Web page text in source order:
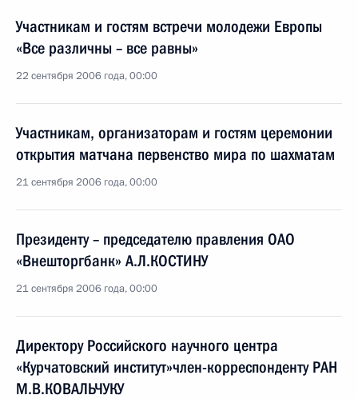
Участникам и гостям встречи молодежи Европы
«Все различны – все равны»
22 сентября 2006 года, 00:00
Участникам, организаторам и гостям церемонии
открытия матчана первенство мира по шахматам
21 сентября 2006 года, 00:00
Президенту – председателю правления ОАО
«Внешторгбанк» А.Л.КОСТИНУ
21 сентября 2006 года, 00:00
Директору Российского научного центра
«Курчатовский институт»член-корреспонденту РАН
М.В.КОВАЛЬЧУКУ